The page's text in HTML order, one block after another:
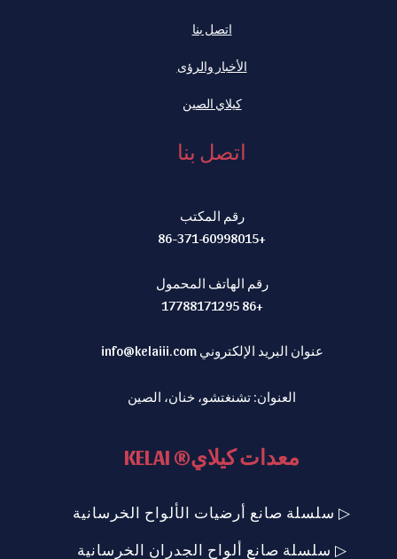
اتصل بنا
الأخبار والرؤى
كيلاي الصين
اتصل بنا
رقم المكتب
+86-371-60998015
رقم الهاتف المحمول
+86 17788171295
عنوان البريد الإلكترونيinfo@kelaiii.com
العنوان: تشنغتشو، خنان، الصين
معدات كيلاي® KELAI
▷ سلسلة صانع أرضيات الألواح الخرسانية
▷ سلسلة صانع ألواح الجدران الخرسانية